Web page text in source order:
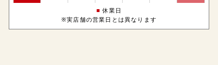
■ 休業日
※実店舗の営業日とは異なります